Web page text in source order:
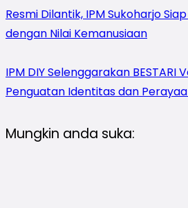
Resmi Dilantik, IPM Sukoharjo
dengan Nilai Kemanusiaan
IPM DIY Selenggarakan BESTARI
Penguatan Identitas dan
Mungkin anda suka: